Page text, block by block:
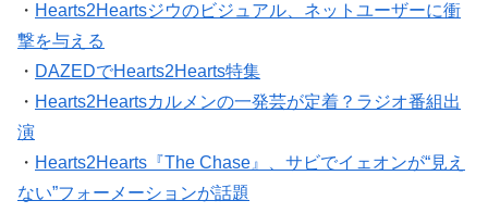
・ Hearts2Heartsジウのビジュアル、ネットユーザーに衝
撃を与える
・ DAZEDでHearts2Hearts特集
・ Hearts2Heartsカルメンの一発芸が定着？ラジオ番組出
演
・ Hearts2Hearts『The Chase』、サビでイェオンが“見え
ない”フォーメーションが話題